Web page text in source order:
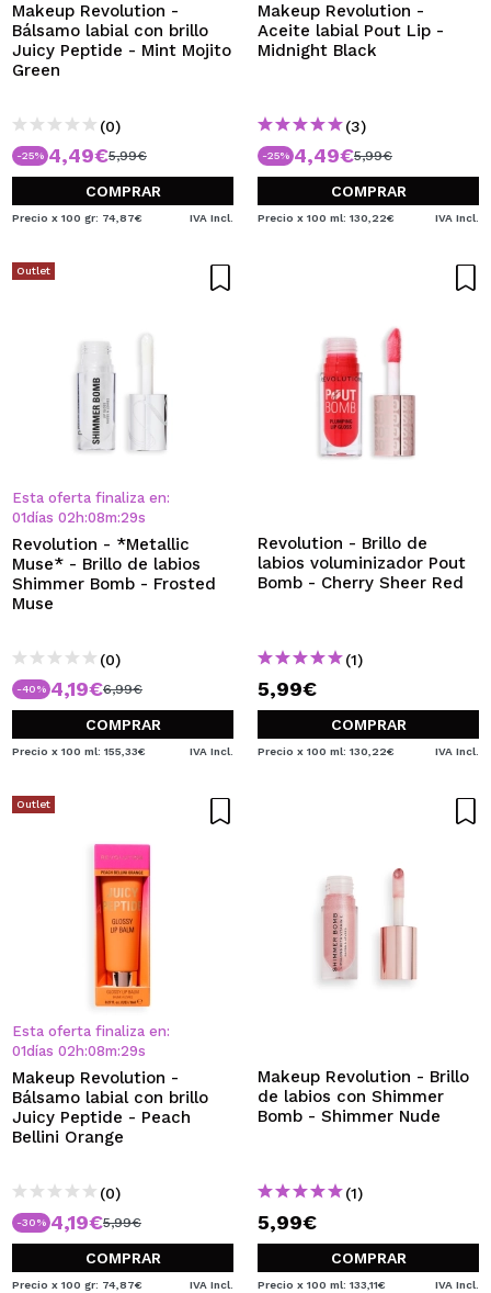
Makeup Revolution -
Bálsamo labial con brillo
Juicy Peptide - Mint Mojito
Green
(0)
-25% 4,49€5,99€
COMPRAR
Precio x 100 gr: 74,87€ IVA Incl.
Makeup Revolution -
Aceite labial Pout Lip -
Midnight Black
(3)
-25% 4,49€5,99€
COMPRAR
Precio x 100 ml: 130,22€ IVA Incl.
Outlet
Esta oferta finaliza en:
01días 02 h:08m:28s
Revolution - *Metallic
Muse* - Brillo de labios
Shimmer Bomb - Frosted
Muse
(0)
-40% 4,19€6,99€
COMPRAR
Precio x 100 ml: 155,33€ IVA Incl.
Revolution - Brillo de
labios voluminizador Pout
Bomb - Cherry Sheer Red
(1)
5,99€
COMPRAR
Precio x 100 ml: 130,22€ IVA Incl.
Outlet
Esta oferta finaliza en:
01días 02 h:08m:28s
Makeup Revolution -
Bálsamo labial con brillo
Juicy Peptide - Peach
Bellini Orange
(0)
-30% 4,19€5,99€
COMPRAR
Precio x 100 gr: 74,87€ IVA Incl.
Makeup Revolution - Brillo
de labios con Shimmer
Bomb - Shimmer Nude
(1)
5,99€
COMPRAR
Precio x 100 ml: 133,11€ IVA Incl.